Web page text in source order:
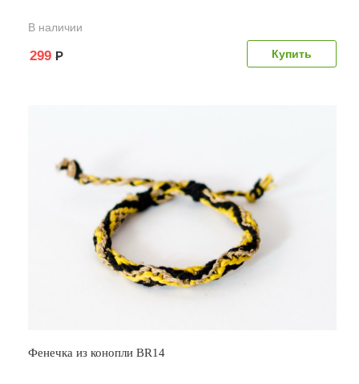
В наличии
299 Р
Фенечка из конопли BR14